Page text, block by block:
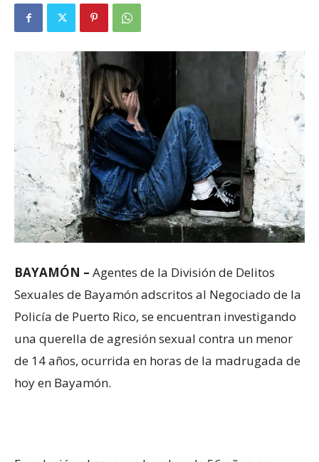
BAYAMÓN – Agentes de la División de Delitos
Sexuales de Bayamón adscritos al Negociado de la
Policía de Puerto Rico, se encuentran investigando
una querella de agresión sexual contra un menor
de 14 años, ocurrida en horas de la madrugada de
hoy en Bayamón.